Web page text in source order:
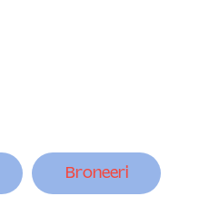
Broneeri